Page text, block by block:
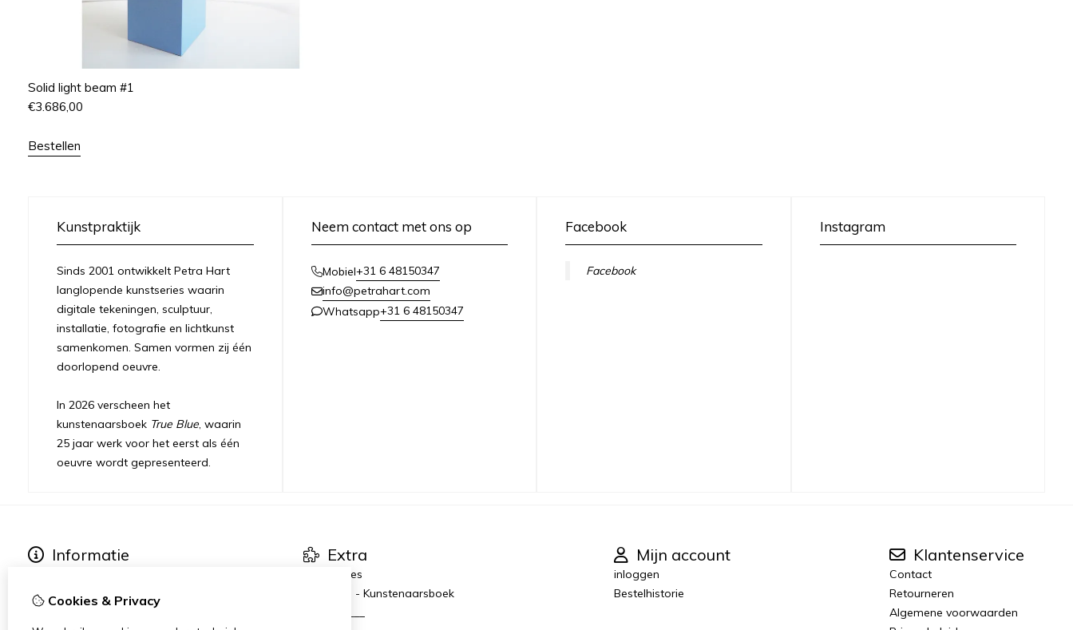
Solid light beam #1
€3.686,00
Bestellen
Kunstpraktijk
Sinds 2001 ontwikkelt Petra Hart
langlopende kunstseries waarin
digitale tekeningen, sculptuur,
installatie, fotografie en lichtkunst
samenkomen. Samen vormen zij één
doorlopend oeuvre.
In 2026 verscheen het
kunstenaarsboek True Blue, waarin
25 jaar werk voor het eerst als één
oeuvre wordt gepresenteerd.
Neem contact met ons op
Mobiel+31 6 48150347
info@petrahart.com
Whatsapp+31 6 48150347
Facebook
Facebook
Instagram
Informatie
Tentoonstellingen
Extra
Kunstseries
True Blue - Kunstenaarsboek
Mijn account
inloggen
Bestelhistorie
Klantenservice
Contact
Retourneren
Algemene voorwaarden
Cookies & Privacy